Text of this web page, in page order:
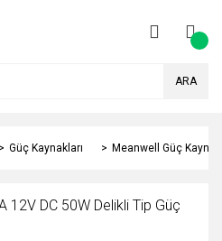
ARA
Güç Kaynakları Meanwell Güç
12V DC 50W Delikli Tip Güç